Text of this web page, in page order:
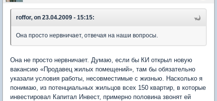
roffor, on 23.04.2009 - 15:15:
Она просто нервничает, отвечая на наши вопросы.
Она не просто нервничает. Думаю, если бы КИ открыл новую
вакансию «Продавец жилых помещений», там бы обязательно
указали условия работы, несовместимые с жизнью. Насколько я
понимаю, из потенциальных жильцов всех 150 квартир, в которые
инвестировал Капитал Инвест, примерно половина звонят ей